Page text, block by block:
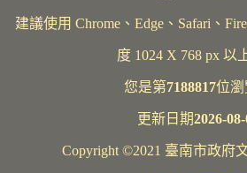
建議使用 Chrome、Edge、Safari、
度 1024 X 768 px 以
您是第7188817位瀏
更新日期2026-
Copyright ©2021 臺南市政府